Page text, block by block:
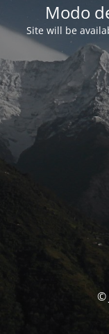
Modo
Site will be
©